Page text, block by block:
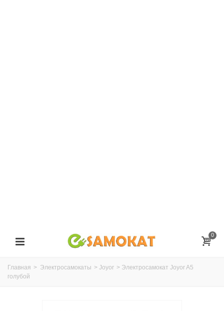
0
Главная > Электросамокаты > Joyor > Электросамокат Joyor A5
голубой